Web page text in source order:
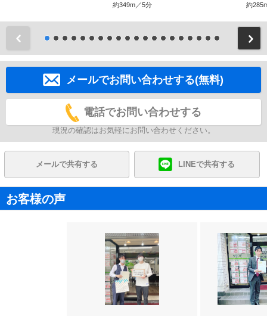
約349m／5分 約
メールでお問い合わせする(無料)
電話でお問い合わせする
現況の確認はお気軽にお問い合わせください。
メールで共有する LINEで共有する
お客様の声